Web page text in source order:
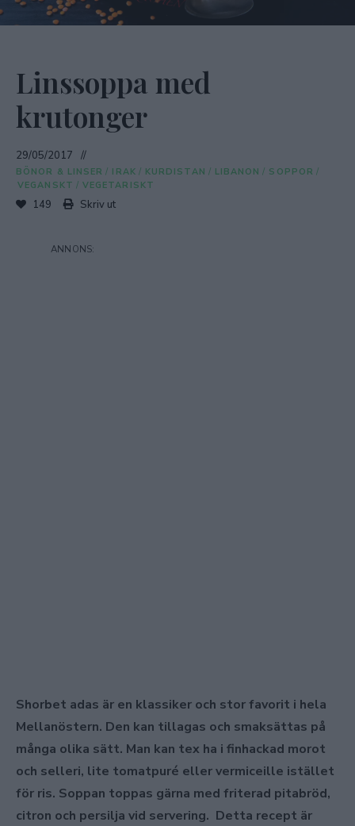
Linssoppa med
krutonger
29/05/2017
BÖNOR & LINSER / IRAK / KURDISTAN / LIBANON / SOPPOR /
VEGANSKT / VEGETARISKT
149 Skriv ut
Shorbet adas är en klassiker och stor favorit i hela
Mellanöstern. Den kan tillagas och smaksättas på
många olika sätt. Man kan tex ha i finhackad morot
och selleri, lite tomatpuré eller vermiceille istället
för ris. Soppan toppas gärna med friterad pitabröd,
citron och persilja vid servering. Detta recept är